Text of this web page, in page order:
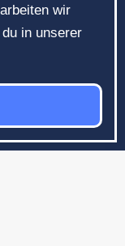
wir
in unserer